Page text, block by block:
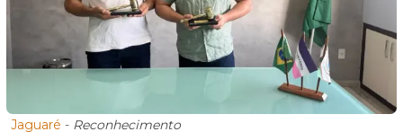
Jaguaré - Reconhecimento